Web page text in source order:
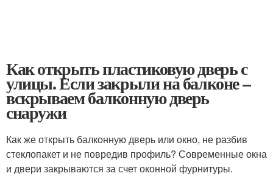
Как открыть пластиковую дверь с
улицы. Если закрыли на балконе –
вскрываем балконную дверь
снаружи
Как же открыть балконную дверь или окно, не разбив
стеклопакет и не повредив профиль? Современные окна
и двери закрываются за счет оконной фурнитуры.